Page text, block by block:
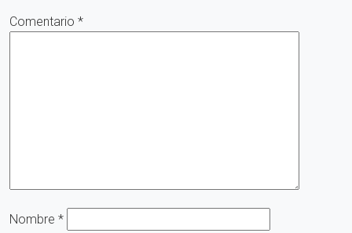
Comentario *
Nombre *